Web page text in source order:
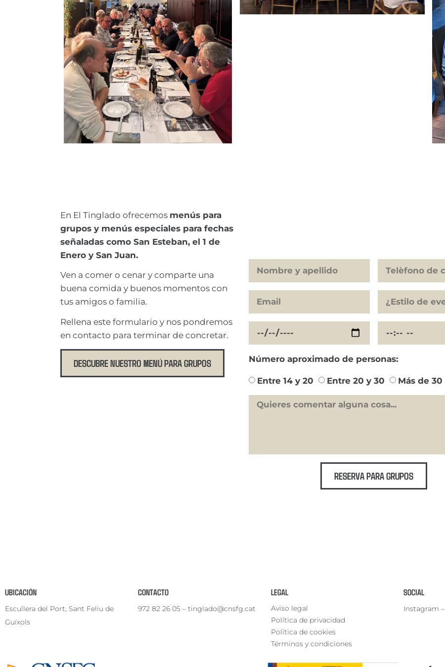
En El Tinglado ofrecemos menús para
grupos y menús especiales para fechas
señaladas como San Esteban, el 1 de
Enero y San Juan.
Ven a comer o cenar y comparte una
buena comida y buenos momentos con
tus amigos o familia.
Rellena este formulario y nos pondremos
en contacto para terminar de concretar.
DESCUBRE NUESTRO MENÚ PARA GRUPOS Número aproximado de personas:
Entre 14 y 20 Entre 20 y 30 Más de 30
RESERVA PARA GRUPOS
UBICACIÓN
Escullera del Port, Sant Feliu de
Guíxols
CONTACTO
972 82 26 05– tinglado@cnsfg.cat
LEGAL
Aviso legal
Política de privacidad
Política de cookies
Términos y condiciones
SOCIAL
Instagram –